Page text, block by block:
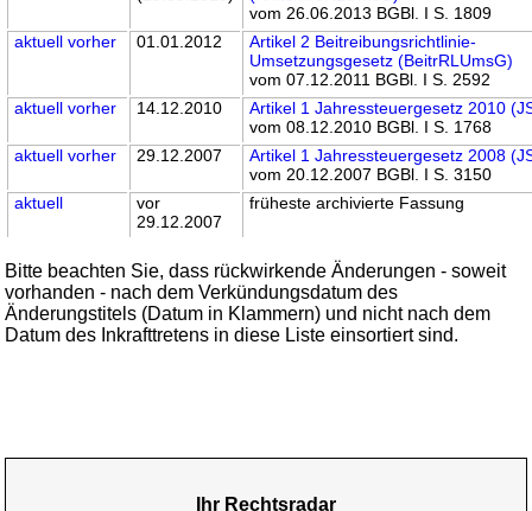
vom 26.06.2013 BGBl. I S. 1809
aktuell vorher 01.01.2012
Artikel 2 Beitreibungsrichtlinie-
Umsetzungsgesetz (BeitrRLUmsG)
vom 07.12.2011 BGBl. I S. 2592
aktuell vorher 14.12.2010
Artikel 1 Jahressteuergesetz 2010
vom 08.12.2010 BGBl. I S. 1768
aktuell vorher 29.12.2007
Artikel 1 Jahressteuergesetz 2008
vom 20.12.2007 BGBl. I S. 3150
aktuell
vor
29.12.2007
früheste archivierte Fassung
Bitte beachten Sie, dass rückwirkende Änderungen - soweit
vorhanden - nach dem Verkündungsdatum des
Änderungstitels (Datum in Klammern) und nicht nach dem
Datum des Inkrafttretens in diese Liste einsortiert sind.
Ihr Rechtsradar